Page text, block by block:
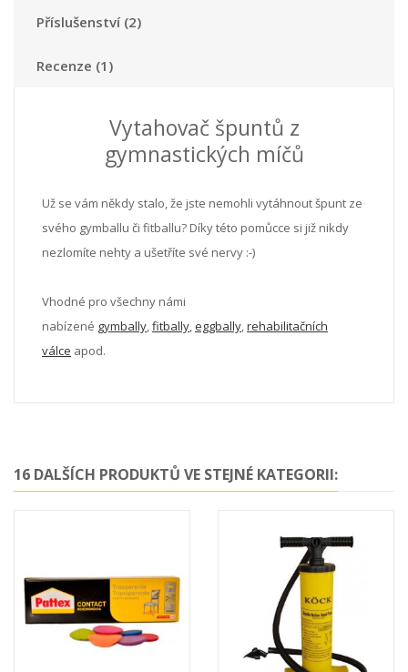
Příslušenství (2)
Recenze (1)
Vytahovač špuntů z
gymnastických míčů
Už se vám někdy stalo, že jste nemohli vytáhnout špunt ze
svého gymballu či fitballu? Díky této pomůcce si již nikdy
nezlomíte nehty a ušetříte své nervy :-)
Vhodné pro všechny námi
nabízené gymbally fitbally eggbally rehabilitačních
válce apod.
16 DALŠÍCH PRODUKTŮ VE STEJNÉ KATEGORII: